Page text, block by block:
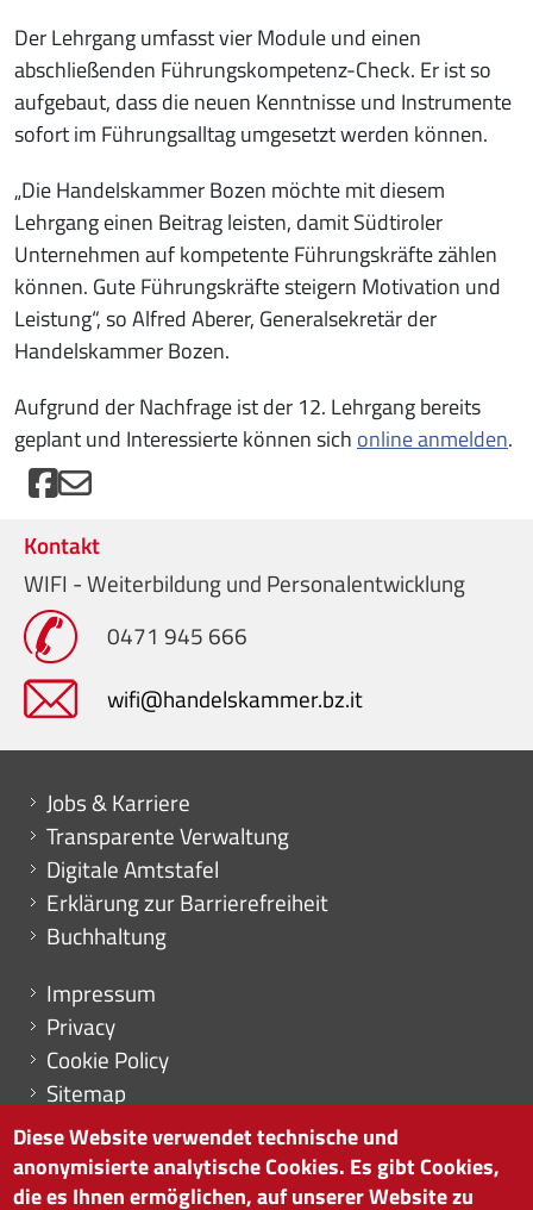
Der Lehrgang umfasst vier Module und einen
abschließenden Führungskompetenz-Check. Er ist so
aufgebaut, dass die neuen Kenntnisse und Instrumente
sofort im Führungsalltag umgesetzt werden können.
„Die Handelskammer Bozen möchte mit diesem
Lehrgang einen Beitrag leisten, damit Südtiroler
Unternehmen auf kompetente Führungskräfte zählen
können. Gute Führungskräfte steigern Motivation und
Leistung“, so Alfred Aberer, Generalsekretär der
Handelskammer Bozen.
Aufgrund der Nachfrage ist der 12. Lehrgang bereits
geplant und Interessierte können sichonline anmelden.
Kontakt
WIFI - Weiterbildung und Personalentwicklung
0471 945 666
wifi@handelskammer.bz.it
Mini menu di servizio
Jobs & Karriere
Transparente Verwaltung
Digitale Amtstafel
Erklärung zur Barrierefreiheit
Buchhaltung
Menu footer
Impressum
Privacy
Cookie Policy
Sitemap
Cookie-Einstellungen
Diese Website verwendet technische und
anonymisierte analytische Cookies. Es gibt Cookies,
die es Ihnen ermöglichen, auf unserer Website zu